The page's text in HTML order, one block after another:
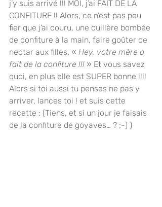
j’y suis arrivé !!! MOI, j’ai FAIT DE LA
CONFITURE !! Alors, ce n’est pas peu
fier que j’ai couru, une cuillère bombée
de confiture à la main, faire goûter ce
nectar aux filles. « Hey, votre mère a
fait de la confiture !!! » Et vous savez
quoi, en plus elle est SUPER bonne !!!!
Alors si toi aussi tu penses ne pas y
arriver, lances toi ! et suis cette
recette : (Tiens, et si un jour je faisais
de la confiture de goyaves… ? ;-) )